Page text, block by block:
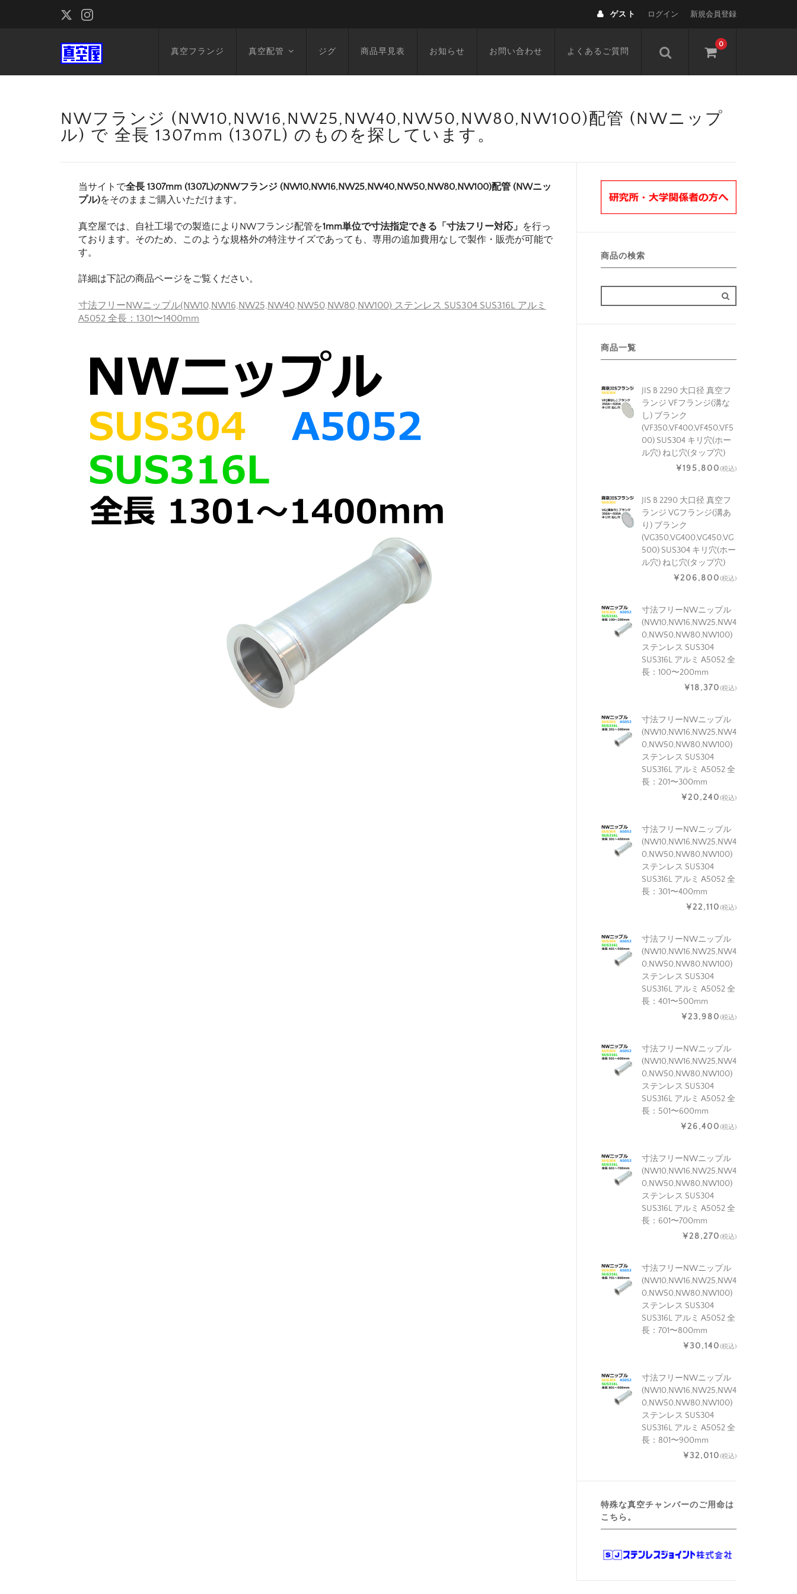
ゲスト ログイン 新規会員登録
0
真空フランジ 真空配管 ジグ 商品早見表 お知らせ お問い合わせ よくあるご質問
NWフランジ (NW10,NW16,NW25,NW40,NW50,NW80,NW100)配管 (NWニップ
ル) で 全長 1307mm (1307L) のものを探しています。
当サイトで全長 1307mm (1307L)のNWフランジ (NW10,NW16,NW25,NW40,NW50,NW80,NW100)配管 (NWニッ
プル)をそのままご購入いただけます。
真空屋では、自社工場での製造によりNWフランジ配管を1mm単位で寸法指定できる「寸法フリー対応」 を行っ
ております。そのため、このような規格外の特注サイズであっても、専用の追加費用なしで製作・販売が可能で
す。
詳細は下記の商品ページをご覧ください。
寸法フリーNWニップル(NW10,NW16,NW25,NW40,NW50,NW80,NW100) ステンレス SUS304 SUS316L アルミ
A5052 全長：1301〜1400mm
商品の検索
商品一覧
JIS B 2290 大口径 真空フ
ランジ VFフランジ(溝な
し) ブランク
(VF350,VF400,VF450,VF5
00) SUS304 キリ穴(ホー
ル穴) ねじ穴(タップ穴)
¥195,800(税込)
JIS B 2290 大口径 真空フ
ランジ VGフランジ(溝あ
り) ブランク
(VG350,VG400,VG450,VG
500) SUS304 キリ穴(ホー
ル穴) ねじ穴(タップ穴)
¥206,800(税込)
寸法フリーNWニップル
(NW10,NW16,NW25,NW4
0,NW50,NW80,NW100)
ステンレス SUS304
SUS316L アルミ A5052 全
長：100〜200mm
¥18,370(税込)
寸法フリーNWニップル
(NW10,NW16,NW25,NW4
0,NW50,NW80,NW100)
ステンレス SUS304
SUS316L アルミ A5052 全
長：201〜300mm
¥20,240(税込)
寸法フリーNWニップル
(NW10,NW16,NW25,NW4
0,NW50,NW80,NW100)
ステンレス SUS304
SUS316L アルミ A5052 全
長：301〜400mm
¥22,110(税込)
寸法フリーNWニップル
(NW10,NW16,NW25,NW4
0,NW50,NW80,NW100)
ステンレス SUS304
SUS316L アルミ A5052 全
長：401〜500mm
¥23,980(税込)
寸法フリーNWニップル
(NW10,NW16,NW25,NW4
0,NW50,NW80,NW100)
ステンレス SUS304
SUS316L アルミ A5052 全
長：501〜600mm
¥26,400(税込)
寸法フリーNWニップル
(NW10,NW16,NW25,NW4
0,NW50,NW80,NW100)
ステンレス SUS304
SUS316L アルミ A5052 全
長：601〜700mm
¥28,270(税込)
寸法フリーNWニップル
(NW10,NW16,NW25,NW4
0,NW50,NW80,NW100)
ステンレス SUS304
SUS316L アルミ A5052 全
長：701〜800mm
¥30,140(税込)
寸法フリーNWニップル
(NW10,NW16,NW25,NW4
0,NW50,NW80,NW100)
ステンレス SUS304
SUS316L アルミ A5052 全
長：801〜900mm
¥32,010(税込)
特殊な真空チャンバーのご用命は
こちら。